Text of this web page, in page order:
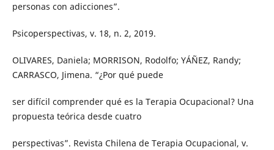
personas con adicciones”.
Psicoperspectivas, v. 18, n. 2, 2019.
OLIVARES, Daniela; MORRISON, Rodolfo; YÁÑEZ, Randy;
CARRASCO, Jimena. “¿Por qué puede
ser difícil comprender qué es la Terapia Ocupacional? Una
propuesta teórica desde cuatro
perspectivas”. Revista Chilena de Terapia Ocupacional, v.